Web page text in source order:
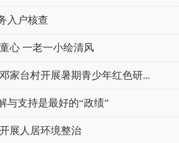
入户核查
心 一老一小绘清风
台村开展暑期青少年红色研...
与支持是最好的“政绩”
展人居环境整治